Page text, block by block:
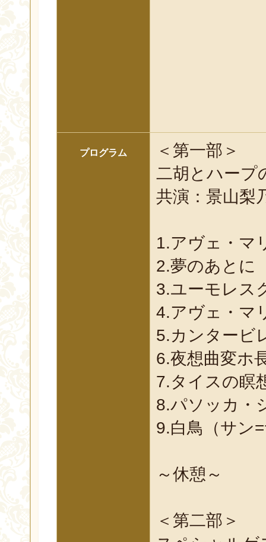
プログラム
＜第一部＞
二胡とハープ
共演：景山梨
1.アヴェ・マ
2.夢のあとに
3.ユーモレス
4.アヴェ・マ
5.カンタービ
6.夜想曲変ホ
7.タイスの瞑
8.パソッカ・
9.白鳥（サン
～休憩～
＜第二部＞